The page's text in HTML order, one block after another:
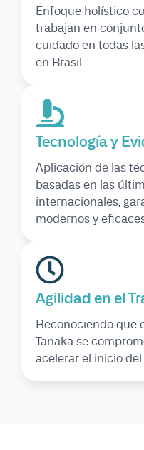
Enfoque holístico
trabajan en
cuidado en todas
en Brasil.
Tecnología y
Aplicación de las
basadas en las
internacionales,
modernos y
Agilidad en el
Reconociendo que
Tanaka se
acelerar el inicio